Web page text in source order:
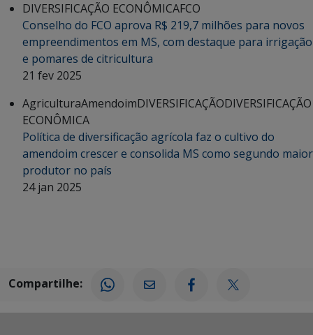
DIVERSIFICAÇÃO ECONÔMICAFCO
Conselho do FCO aprova R$ 219,7 milhões para novos
empreendimentos em MS, com destaque para irrigação
e pomares de citricultura
21 fev 2025
AgriculturaAmendoimDIVERSIFICAÇÃODIVERSIFICAÇÃO
ECONÔMICA
Política de diversificação agrícola faz o cultivo do
amendoim crescer e consolida MS como segundo maior
produtor no país
24 jan 2025
Compartilhe: